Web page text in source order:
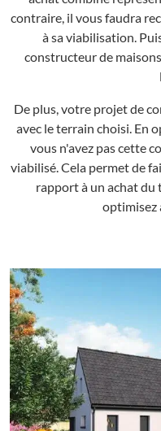
contraire, il vous faudra
à sa viabilisation.
constructeur de
De plus, votre projet de
avec le terrain choisi. En
vous n'avez pas cette
viabilisé. Cela permet de
rapport à un achat du
optimisez